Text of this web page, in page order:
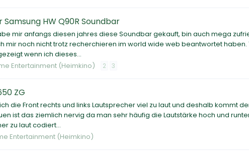
Samsung HW Q90R Soundbar
mir anfangs diesen jahres diese Soundbar gekauft, bin auch mega
mir noch nicht trotz recherchieren im world wide web beantwortet haben.
wenn ich dieses...
Entertainment (Heimkino) 2 3
ZG
die Front rechts und links Lautsprecher viel zu laut und deshalb kommt
ist das ziemlich nervig da man sehr häufig die Lautstärke hoch und
zu laut codiert...
Entertainment (Heimkino)